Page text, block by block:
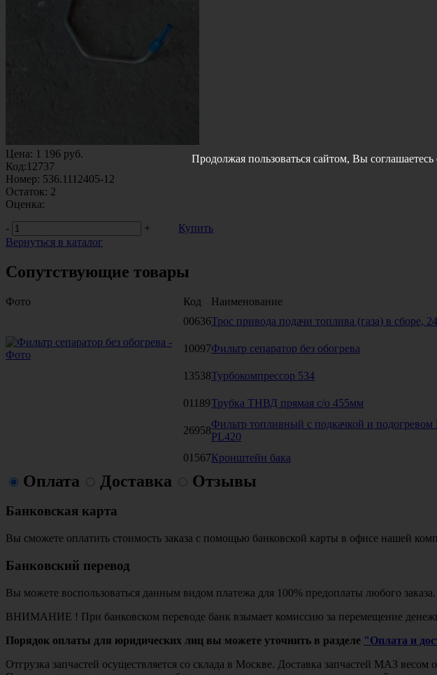
Цена: 1 196 руб.
Код:12737
Номер: 536.1112405-12
Остаток: 2
Оценка:
-
+
Купить
Вернуться в каталог
Сопутствующие товары
Фото Код Наименование
00636Трос привода подачи топлива (газа) в сборе,
10097Фильтр сепаратор без обогрева
13538Турбокомпрессор 534
01189Трубка ТНВД прямая с/о 455мм
26958
Фильтр топливный с подкачкой и подогревом
PL420
01567Кронштейн бака
Оплата Доставка Отзывы
Банковская карта
Вы сможете оплатить стоимость заказа с помощью банковской карты в офисе нашей
Банковский перевод
Вы можете воспользоваться данным видом платежа для 100% предоплаты любого
ВНИМАНИЕ ! При банковском переводе банк взымает комиссию за перемещение
Порядок оплаты для юридических лиц вы можете уточнить в разделе "Оплата и
Отгрузка запчастей осуществляется со склада в Москве. Доставка запчастей МАЗ
Продолжая пользоваться сайтом, Вы соглашаетесь